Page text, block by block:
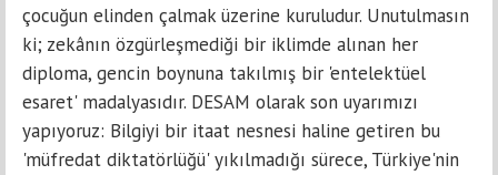
çocuğun elinden çalmak üzerine kuruludur. Unutulmasın
ki; zekânın özgürleşmediği bir iklimde alınan her
diploma, gencin boynuna takılmış bir 'entelektüel
esaret' madalyasıdır. DESAM olarak son uyarımızı
yapıyoruz: Bilgiyi bir itaat nesnesi haline getiren bu
'müfredat diktatörlüğü' yıkılmadığı sürece, Türkiye'nin